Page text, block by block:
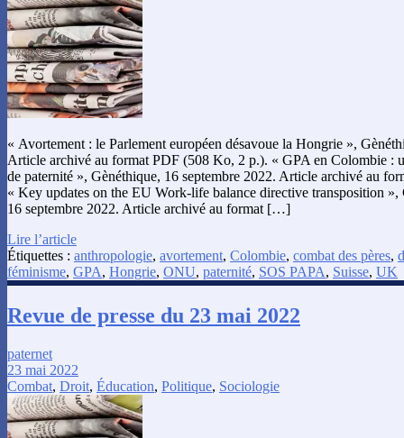
« Avortement : le Parlement européen désavoue la Hongrie »,
Article archivé au format PDF (508 Ko, 2 p.). « GPA en Colombie :
de paternité », Gènéthique, 16 septembre 2022. Article archivé au
« Key updates on the EU Work-life balance directive transposition
16 septembre 2022. Article archivé au format […]
Lire l’article
Étiquettes : anthropologie, avortement, Colombie, combat des pères,
féminisme, GPA, Hongrie, ONU, paternité, SOS PAPA, Suisse, UK
Revue de presse du 23 mai 2022
paternet
23 mai 2022
Combat, Droit, Éducation, Politique, Sociologie